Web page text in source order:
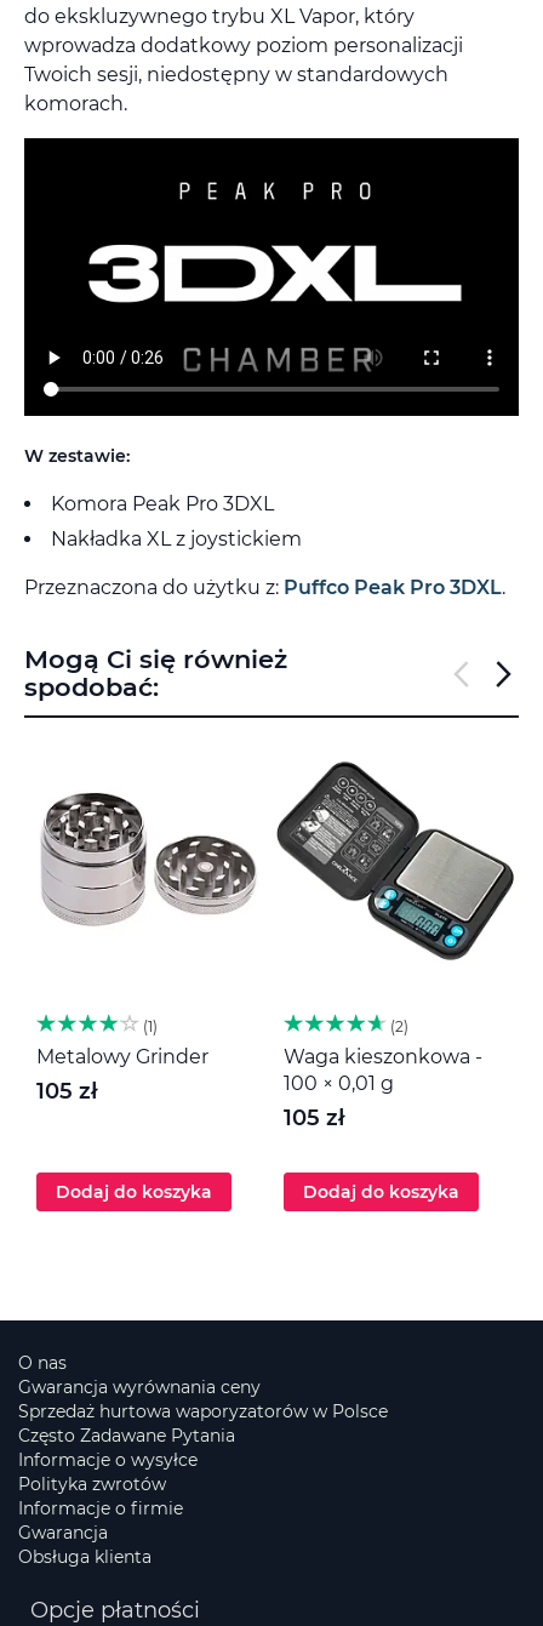
do ekskluzywnego trybu XL Vapor, który
wprowadza dodatkowy poziom personalizacji
Twoich sesji, niedostępny w standardowych
komorach.
W zestawie:
Komora Peak Pro 3DXL
Nakładka XL z joystickiem
Przeznaczona do użytku z: Puffco Peak Pro 3DXL.
Mogą Ci się również
spodobać:
1
Metalowy Grinder
105 zł
Dodaj do koszyka
2
Waga kieszonkowa -
100 × 0,01 g
105 zł
Dodaj do koszyka
O nas
Gwarancja wyrównania ceny
Sprzedaż hurtowa waporyzatorów w Polsce
Często Zadawane Pytania
Informacje o wysyłce
Polityka zwrotów
Informacje o firmie
Gwarancja
Obsługa klienta
Opcje płatności